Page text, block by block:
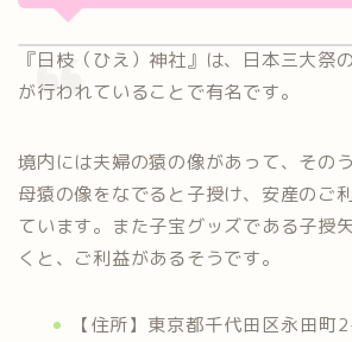
『日枝（ひえ）神社』は、日本三大祭
が行われていることで有名です。
境内には夫婦の猿の像があって、その
母猿の像をなでると子授け、安産のご
ています。また子宝グッズである子授
くと、ご利益があるそうです。
【住所】東京都千代田区永田